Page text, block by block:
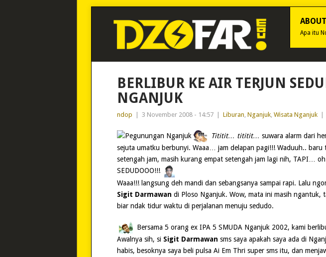
Apa itu
BERLIBUR KE AIR TERJUN
NGANJUK
ndop 3 November 2008 - 14:57 Liburan, Nganjuk, Wisata Nganjuk
Tititit… tititit… suwara alarm dari
sejuta umatku berbunyi. Waaa… jam delapan pagi!!! Waduuh.. baru
setengah jam, masih kurang empat setengah jam lagi nih, TAPI…
SEDUDOOO!!!
Waaa!!! langsung deh mandi dan sebangsanya sampai rapi. Lalu
Sigit Darmawan di Ploso Nganjuk. Wow, mata ini masih ngantuk,
biar ndak tidur waktu di perjalanan menuju sedudo.
Bersama 5 orang ex IPA 5 SMUDA Nganjuk 2002, kami
Awalnya sih, si Sigit Darmawan sms saya apakah saya ada di
habis, besoknya saya beli pulsa Ai Em Thri super sms itu, dan